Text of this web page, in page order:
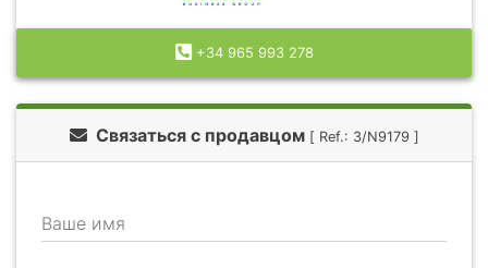
+34 965 993 278
Связаться с продавцом [ Ref.: 3/N9179 ]
Ваше имя